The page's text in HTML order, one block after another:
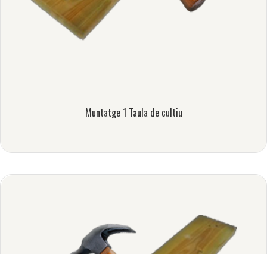
Muntatge 1 Taula de cultiu